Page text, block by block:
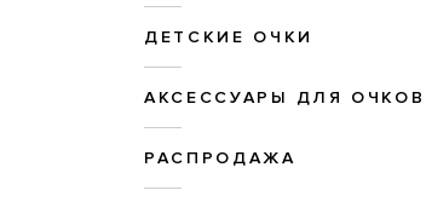
ДЕТСКИЕ ОЧКИ
АКСЕССУАРЫ ДЛЯ ОЧКОВ
РАСПРОДАЖА